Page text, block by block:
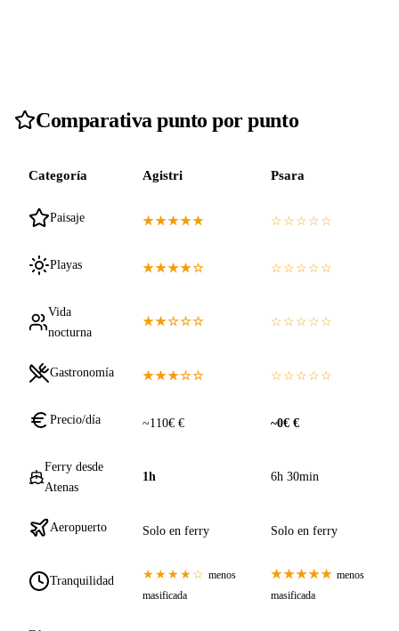
Comparativa punto por punto
Categoría Agistri Psara
Paisaje ★★★★★ ☆☆☆☆☆
Playas ★★★★☆ ☆☆☆☆☆
Vida
nocturna
★★☆☆☆ ☆☆☆☆☆
Gastronomía ★★★☆☆ ☆☆☆☆☆
Precio/día ~110€ € ~0€ €
Ferry desde
Atenas
1h 6h 30min
Aeropuerto Solo en ferry Solo en ferry
Tranquilidad ★★★★☆ menos
masificada
★★★★★ menos
masificada